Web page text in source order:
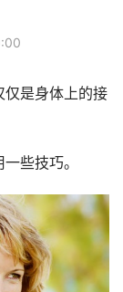
仅是身体上的接
些技巧。